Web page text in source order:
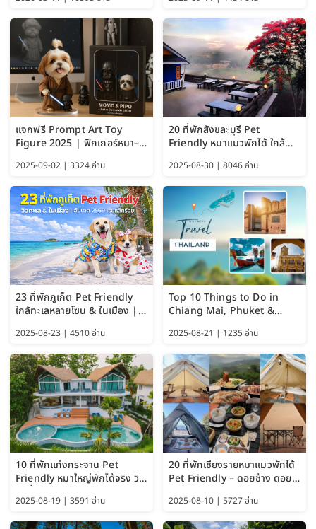
แจกฟรี Prompt Art Toy
Figure 2025 | ฟิกเกอร์หมา–
ChatGPT และ Gemini
2025-09-02 | 3324 อ่าน
20 ที่พักสังขละบุรี Pet
Friendly หมาแมวพักได้ ใกล้
2025-08-30 | 8046 อ่าน
23 ที่พักภูเก็ต Pet Friendly
ใกล้ทะเลหลายโซน & ในเมือง |
2025-08-23 | 4510 อ่าน
Top 10 Things to Do in
Chiang Mai, Phuket &
Guide 2025)
2025-08-21 | 1235 อ่าน
10 ที่พักแก่งกระจาน Pet
Friendly หมาใหญ่พักได้จริง วิว
2025-08-19 | 3591 อ่าน
20 ที่พักเชียงรายหมาแมวพักได้
Pet Friendly – ดอยช้าง ดอย
2025-08-10 | 5727 อ่าน